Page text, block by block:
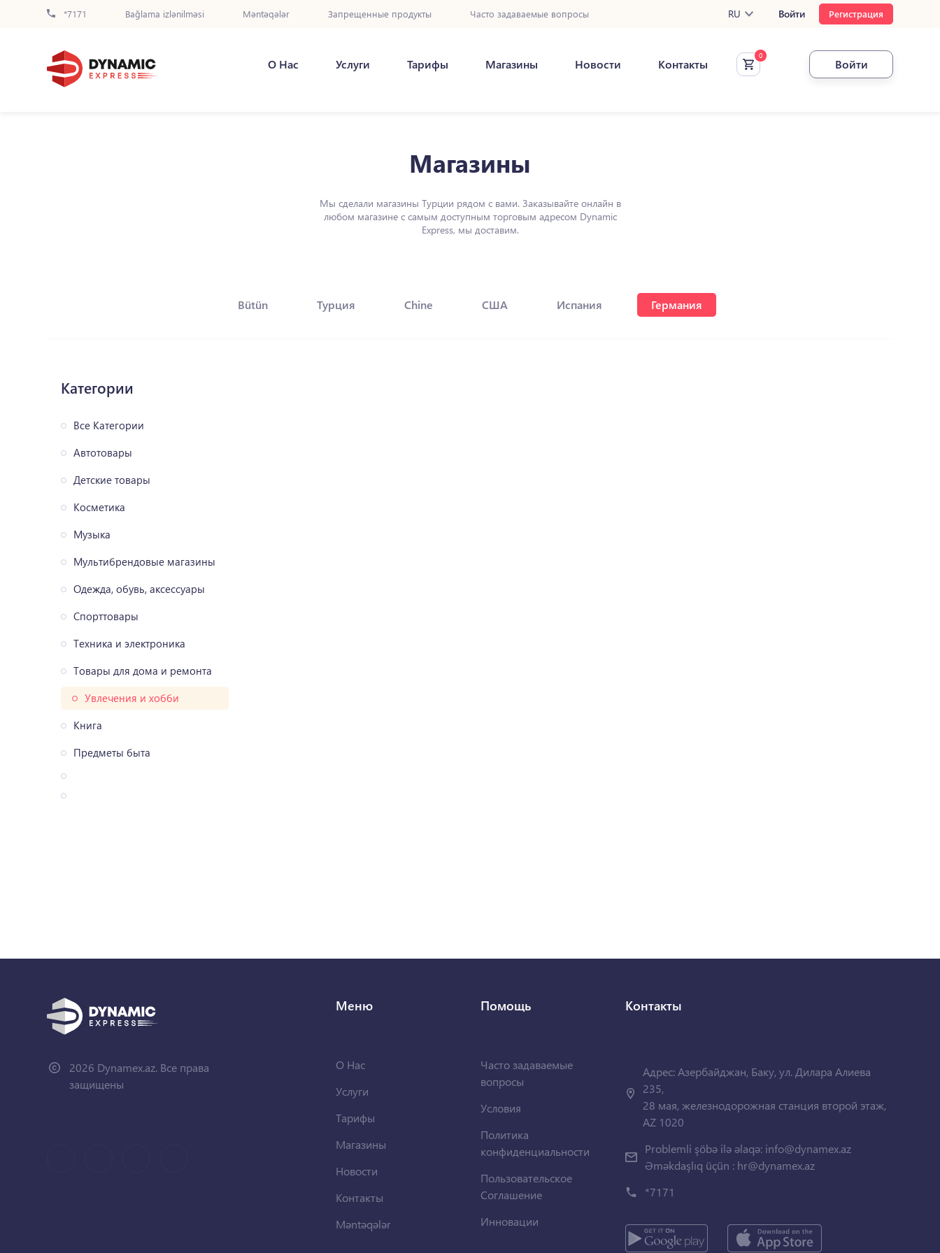
*7171 Bağlama izlənilməsi Məntəqələr Запрещенные продукты Часто задаваемые вопросы RU Войти Регистрация
О Нас Услуги Тарифы Магазины Новости Контакты Войти
Магазины
Мы сделали магазины Турции рядом с вами. Заказывайте онлайн в
любом магазине с самым доступным торговым адресом Dynamic
Express, мы доставим.
Bütün Турция Chine США Испания Германия
Категории
Все Категории
Автотовары
Детские товары
Косметика
Музыка
Мультибрендовые магазины
Одежда, обувь, аксессуары
Спорттовары
Техника и электроника
Товары для дома и ремонта
Увлечения и хобби
Книга
Предметы быта
2026 Dynamex.az. Все права
защищены
Меню
О Нас
Услуги
Тарифы
Магазины
Новости
Контакты
Məntəqələr
Помощь
Часто задаваемые
вопросы
Условия
Политика
конфиденциальности
Пользовательское
Соглашение
Инновации
Контакты
Адрес: Азербайджан, Баку, ул. Дилара Алиева
235,
28 мая, железнодорожная станция второй этаж,
AZ 1020
Problemli şöbə ilə əlaqə: info@dynamex.az
Əməkdaşlıq üçün : hr@dynamex.az
*7171